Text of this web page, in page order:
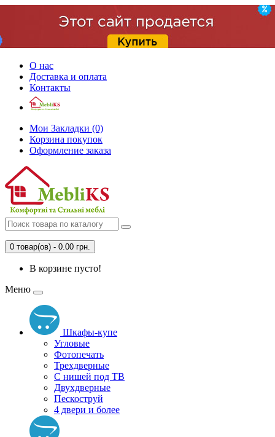
О нас
Доставка и оплата
Контакты
Мои Закладки (0)
Корзина покупок
Оформление заказа
0 товар(ов) - 0.00 грн.
В корзине пусто!
Меню
Шкафы-купе
Угловые
Фотопечать
Трехдверные
С нишей под ТВ
Двухдверные
Пескоструй
4 двери и более